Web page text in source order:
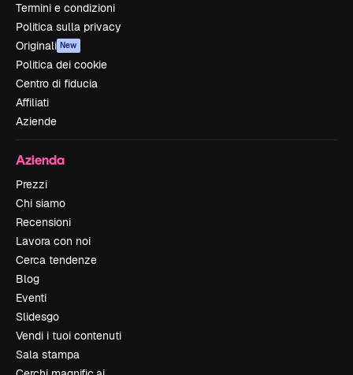
Termini e condizioni
Politica sulla privacy
Originali New
Politica dei cookie
Centro di fiducia
Affiliati
Aziende
Azienda
Prezzi
Chi siamo
Recensioni
Lavora con noi
Cerca tendenze
Blog
Eventi
Slidesgo
Vendi i tuoi contenuti
Sala stampa